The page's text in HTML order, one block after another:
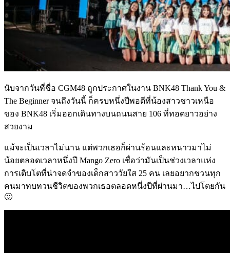
นับจากวันที่ชื่อ CGM48 ถูกประกาศในงาน BNK48 Thank You &
The Beginner จนถึงวันนี้ ก็ครบหนึ่งปีพอดีที่น้องสาวชาวเหนือ
ของ BNK48 เริ่มออกเดินทางบนถนนสาย 106 ที่ทอดยาวอย่าง
สวยงาม
แม้จะเป็นเวลาไม่นาน แต่พวกเธอก็ผ่านร้อนและหนาวมาไม่
น้อยตลอดเวลาหนึ่งปี Mango Zero เชื่อว่ามันเป็นช่วงเวลาแห่ง
การเติบโตที่น่าจดจำของเด็กสาววัยใส 25 คน เลยอยากชวนทุก
คนมาทบทวนชีวิตของพวกเธอตลอดหนึ่งปีที่ผ่านมา…ไปโตยกัน
🙂